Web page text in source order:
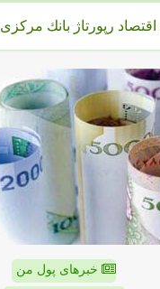
اقتصاد رپورتاژ بانك مركزی
خبرهای پول من